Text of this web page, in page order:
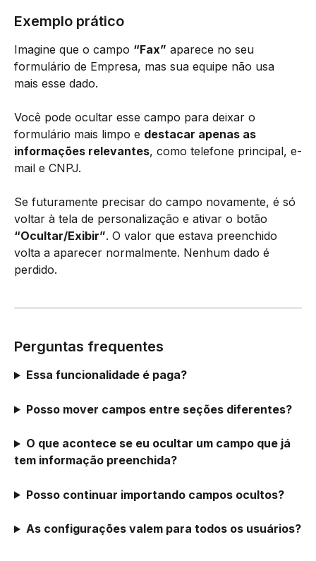
Exemplo prático
Imagine que o campo “Fax” aparece no seu
formulário de Empresa, mas sua equipe não usa
mais esse dado.
Você pode ocultar esse campo para deixar o
formulário mais limpo e destacar apenas as
informações relevantes, como telefone principal, e-
mail e CNPJ.
Se futuramente precisar do campo novamente, é só
voltar à tela de personalização e ativar o botão
“Ocultar/Exibir”. O valor que estava preenchido
volta a aparecer normalmente. Nenhum dado é
perdido.
Perguntas frequentes
Essa funcionalidade é paga?
Posso mover campos entre seções diferentes?
O que acontece se eu ocultar um campo que já
tem informação preenchida?
Posso continuar importando campos ocultos?
As configurações valem para todos os usuários?